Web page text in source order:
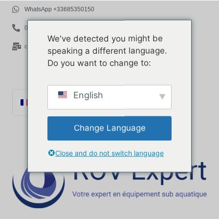
WhatsApp +33685350150
06 85 35 01 50
contact@rov-expert.com
English
Català
Italiano
Deutsch
We've detected you might be
speaking a different language.
Do you want to change to:
English
Change Language
Close and do not switch language